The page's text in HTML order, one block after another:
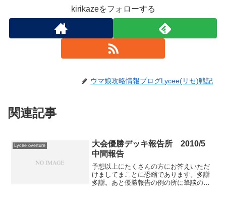
kirikazeをフォローする
ウマ娘攻略情報ブログLycee(リセ)戦記
関連記事
Lycee overture
大会優勝デッキ報告所 2010/5
中間報告
予想以上にたくさんの方にお答えいただ
けましてまことに恐縮であります。多謝
多謝。あと優勝報告の例の所に筆談の枚